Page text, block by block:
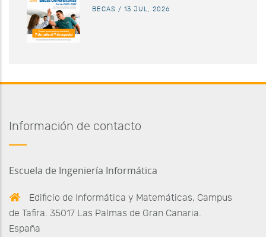
BECAS / 13 JUL, 2026
Información de contacto
Escuela de Ingeniería Informática
Edificio de Informática y Matemáticas, Campus
de Tafira. 35017 Las Palmas de Gran Canaria.
España